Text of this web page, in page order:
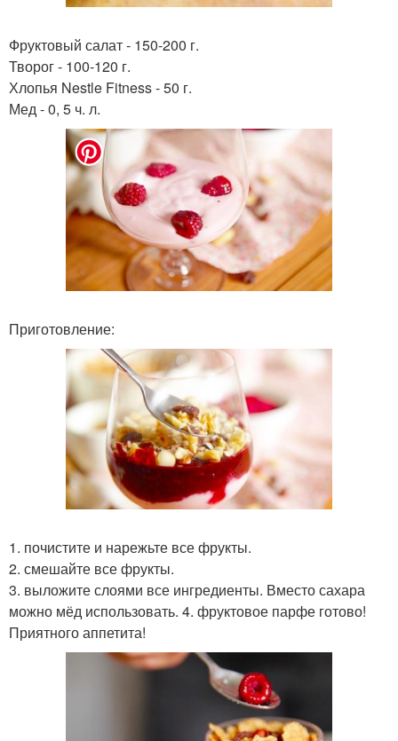
Фруктовый салат - 150-200 г.
Творог - 100-120 г.
Хлопья Nestle Fitness - 50 г.
Мед - 0, 5 ч. л.
Приготовление:
1. почистите и нарежьте все фрукты.
2. смешайте все фрукты.
3. выложите слоями все ингредиенты. Вместо сахара
можно мёд использовать. 4. фруктовое парфе готово!
Приятного аппетита!